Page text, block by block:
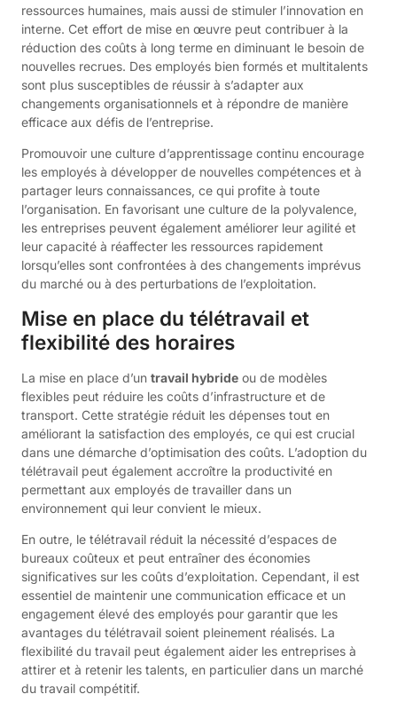
ressources humaines, mais aussi de stimuler l’innovation en
interne. Cet effort de mise en œuvre peut contribuer à la
réduction des coûts à long terme en diminuant le besoin de
nouvelles recrues. Des employés bien formés et multitalents
sont plus susceptibles de réussir à s’adapter aux
changements organisationnels et à répondre de manière
efficace aux défis de l’entreprise.
Promouvoir une culture d’apprentissage continu encourage
les employés à développer de nouvelles compétences et à
partager leurs connaissances, ce qui profite à toute
l’organisation. En favorisant une culture de la polyvalence,
les entreprises peuvent également améliorer leur agilité et
leur capacité à réaffecter les ressources rapidement
lorsqu’elles sont confrontées à des changements imprévus
du marché ou à des perturbations de l’exploitation.
Mise en place du télétravail et
flexibilité des horaires
La mise en place d’un travail hybride ou de modèles
flexibles peut réduire les coûts d’infrastructure et de
transport. Cette stratégie réduit les dépenses tout en
améliorant la satisfaction des employés, ce qui est crucial
dans une démarche d’optimisation des coûts. L’adoption du
télétravail peut également accroître la productivité en
permettant aux employés de travailler dans un
environnement qui leur convient le mieux.
En outre, le télétravail réduit la nécessité d’espaces de
bureaux coûteux et peut entraîner des économies
significatives sur les coûts d’exploitation. Cependant, il est
essentiel de maintenir une communication efficace et un
engagement élevé des employés pour garantir que les
avantages du télétravail soient pleinement réalisés. La
flexibilité du travail peut également aider les entreprises à
attirer et à retenir les talents, en particulier dans un marché
du travail compétitif.